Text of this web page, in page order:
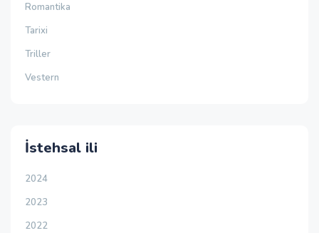
Romantika
Tarixi
Triller
Vestern
İstehsal ili
2024
2023
2022